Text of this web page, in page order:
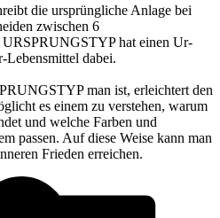
die ursprüngliche Anlage bei
zwischen 6
hat einen Ur-
dabei.
man ist, erleichtert den
es einem zu verstehen, warum
und welche Farben und
passen. Auf diese Weise kann man
Frieden erreichen.